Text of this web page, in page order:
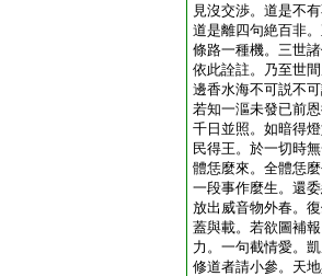
見沒交渉。道是不
道是離四句絶百非
條路一種機。三世
依此詮註。乃至世
邊香水海不可説不
若知一漚未發已前
千日並照。如暗得
民得王。於一切時
體恁麼來。全體恁
一段事作麼生。還
放出威音物外春。
蓋與載。若欲圖補
力。一句截情愛。
修道者請小參。天